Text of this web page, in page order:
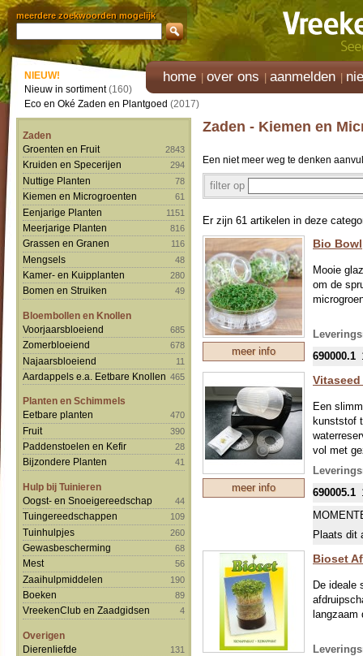
meerdere zoekwoorden mogelijk
home over ons aanmelden
NIEUW!
Nieuw in sortiment(160)
Eco en Oké Zaden en Plantgoed (2017)
Zaden
Groenten en Fruit
2843
Kruiden en Specerijen 294
Nuttige Planten 78
Kiemen en Microgroenten 61
Eenjarige Planten 1151
Meerjarige Planten 816
Grassen en Granen 116
Mengsels 48
Kamer- en Kuipplanten 280
Bomen en Struiken 49
Bloembollen en Knollen
Voorjaarsbloeiend
685
Zomerbloeiend 678
Najaarsbloeiend 11
Aardappels e.a. Eetbare Knollen 465
Planten en Schimmels
Eetbare planten
470
Fruit 390
Paddenstoelen en Kefir 28
Bijzondere Planten 41
Hulp bij Tuinieren
Oogst- en Snoeigereedschap
44
Tuingereedschappen 109
Tuinhulpjes 260
Gewasbescherming 68
Mest 56
Zaaihulpmiddelen 190
Boeken 89
VreekenClub en Zaadgidsen 4
Overigen
Dierenliefde
131
Zaden - Kiemen en
Een niet meer weg te denken
filter op
Er zijn 61 artikelen in deze
meer info
Bio Bowl
Mooie
om de
690000.1
meer info
Een
kunststof
vol met
koelkast.
Het hele
een
Het
Week
Sluit de
Vul de
Lepel
Start
690005.1
Plaats dit
Bioset
De ideale